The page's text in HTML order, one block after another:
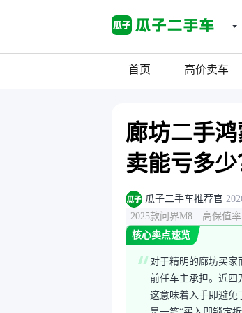
首页 高价卖车
廊坊二手
卖能亏多少
瓜子二手车推荐官
2025款问界M8
高保值
核心卖点速览
对于精明的廊坊买家
前任车主承担。近四
这意味着入手即避免